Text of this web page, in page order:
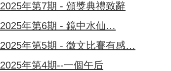
2025年第7期 - 頒獎典禮致辭
2025年第6期 - 鏡中水仙…
2025年第5期 - 徵文比賽有感…
2025年第4期--一個午后